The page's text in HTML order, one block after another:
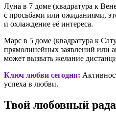
Луна в 7 доме (квадратура к
с просьбами или ожиданиями,
и охлаждение её интереса.
Марс в 5 доме (квадратура к
прямолинейных заявлений или
может вызвать желание
Ключ любви сегодня:
успеха в любви.
Твой любовный